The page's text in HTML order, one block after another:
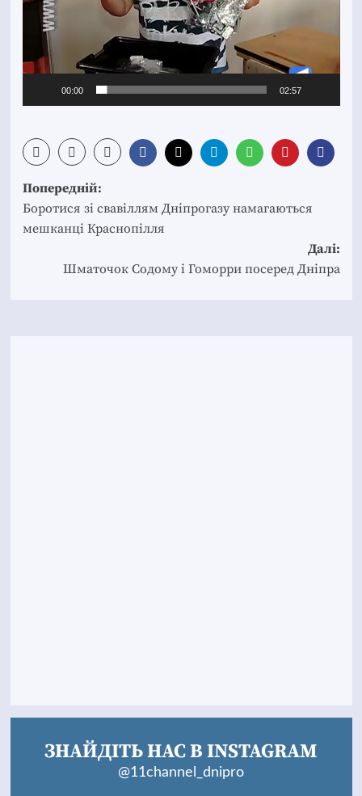
00:00 02:57
Post
navigation
Попередній:
Боротися зі свавіллям Дніпрогазу намагаються
мешканці Краснопілля
Далі:
Шматочок Содому і Гоморри посеред Дніпра
ЗНАЙДІТЬ НАС В INSTAGRAM
@11channel_dnipro